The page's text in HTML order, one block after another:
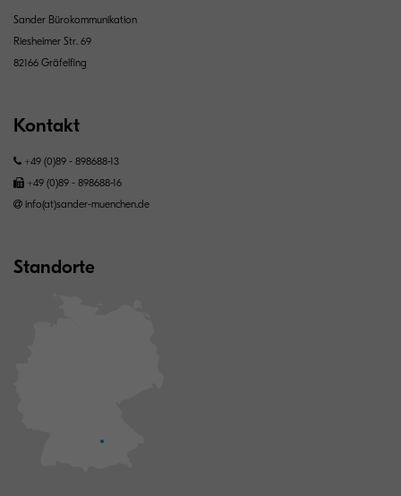
Sander Bürokommunikation
Riesheimer Str. 69
82166 Gräfelfing
Kontakt
+49 (0)89 - 898688-13
+49 (0)89 - 898688-16
info(at)sander-muenchen.de
Standorte